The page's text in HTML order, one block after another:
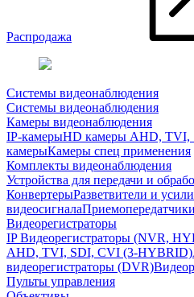
Распродажа
Системы видеонаблюдения
Системы видеонаблюдения
Камеры видеонаблюдения
IP-камерыHD камеры AHD, TVI,
камерыКамеры спец применения
Комплекты видеонаблюдения
Устройства для передачи и
КонвертерыРазветвители и
видеосигналаПриемопередатчики
Видеорегистраторы
IP Видеорегистраторы (NVR,
AHD, TVI, SDI, CVI (3-HYBRID)
видеорегистраторы (DVR)
Пульты управления